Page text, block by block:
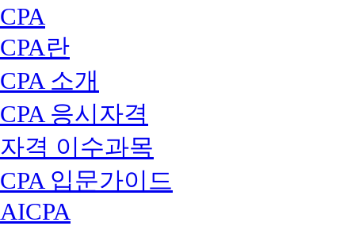
CPA
CPA란
CPA 소개
CPA 응시자격
자격 이수과목
CPA 입문가이드
AICPA